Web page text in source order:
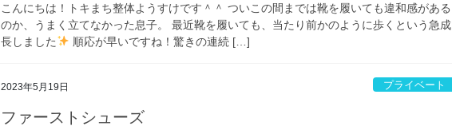
こんにちは！トキまち整体ようすけです＾＾ ついこの間までは靴を履いても違和感がある
のか、うまく立てなかった息子。 最近靴を履いても、当たり前かのように歩くという急成
長しました
順応が早いですね！驚きの連続 […]
2023年5月19日 プライベート
ファーストシューズ